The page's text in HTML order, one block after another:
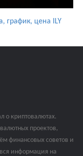
график, цена ILY
о криптовалютах.
проектов,
финансовых советов и
информация на